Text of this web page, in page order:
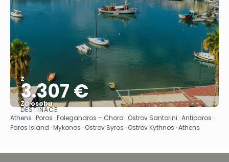
Z
3.307 €
Za osobu
Zobrazit
DESTINACE
Athens · Poros · Folegandros – Chora · Ostrov Santorini · Antiparos ·
Paros Island · Mykonos · Ostrov Syros · Ostrov Kythnos · Athens